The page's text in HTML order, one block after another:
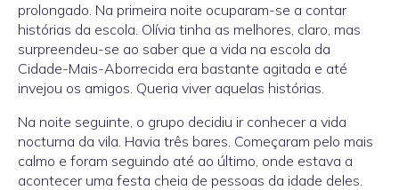
prolongado. Na primeira noite ocuparam-se a contar
histórias da escola. Olívia tinha as melhores, claro, mas
surpreendeu-se ao saber que a vida na escola da
Cidade-Mais-Aborrecida era bastante agitada e até
invejou os amigos. Queria viver aquelas histórias.
Na noite seguinte, o grupo decidiu ir conhecer a vida
nocturna da vila. Havia três bares. Começaram pelo mais
calmo e foram seguindo até ao último, onde estava a
acontecer uma festa cheia de pessoas da idade deles.